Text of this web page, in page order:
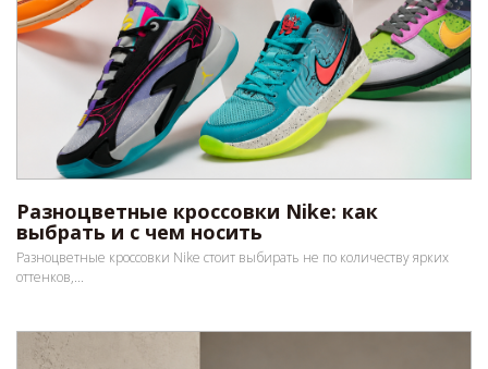
Разноцветные кроссовки Nike: как
выбрать и с чем носить
Разноцветные кроссовки Nike стоит выбирать не по количеству ярких
оттенков,...